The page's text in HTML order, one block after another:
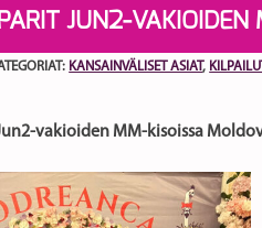
JUN2-VAKIOIDEN
KANSAINVÄLISET ASIAT,
vakioiden MM-kisoissa